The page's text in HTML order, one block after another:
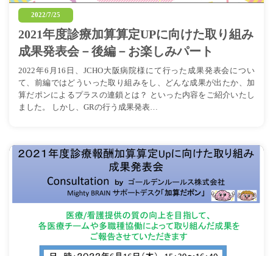
2022/7/25
2021年度診療加算算定UPに向けた取り組み
成果発表会－後編－お楽しみパート
2022年6月16日、JCHO大阪病院様にて行った成果発表会につい
て、前編ではどういった取り組みをし、どんな成果が出たか、加
算だポンによるプラスの連鎖とは？ といった内容をご紹介いたし
ました。 しかし、GRの行う成果発表…